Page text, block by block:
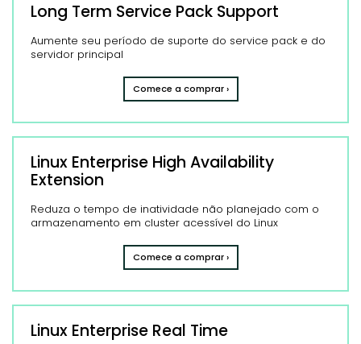
Long Term Service Pack Support
Aumente seu período de suporte do service pack e do
servidor principal
Comece a comprar ›
Linux Enterprise High Availability
Extension
Reduza o tempo de inatividade não planejado com o
armazenamento em cluster acessível do Linux
Comece a comprar ›
Linux Enterprise Real Time